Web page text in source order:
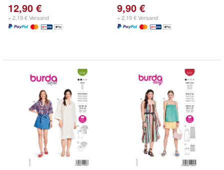
12,90 €
+ 2,19 € Versand
9,90 €
+ 2,19 € Versand